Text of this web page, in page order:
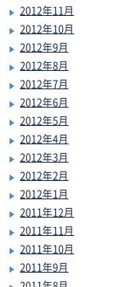
2012年11月
2012年10月
2012年9月
2012年8月
2012年7月
2012年6月
2012年5月
2012年4月
2012年3月
2012年2月
2012年1月
2011年12月
2011年11月
2011年10月
2011年9月